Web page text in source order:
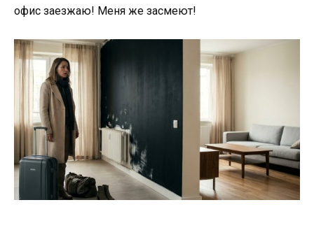
офис заезжаю! Меня же засмеют!